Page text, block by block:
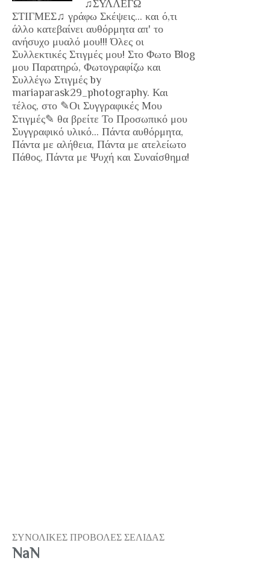
♫ΣΥΛΛΕΓΩ
ΣΤΙΓΜΕΣ♫ γράφω Σκέψεις... και ό,τι
άλλο κατεβαίνει αυθόρμητα απ' το
ανήσυχο μυαλό μου!!! Όλες οι
Συλλεκτικές Στιγμές μου! Στο Φωτο Blog
μου Παρατηρώ, Φωτογραφίζω και
Συλλέγω Στιγμές by
mariaparask29_photography. Και
τέλος, στο ✎Οι Συγγραφικές Μου
Στιγμές✎ θα βρείτε Το Προσωπικό μου
Συγγραφικό υλικό... Πάντα αυθόρμητα,
Πάντα με αλήθεια, Πάντα με ατελείωτο
Πάθος, Πάντα με Ψυχή και Συναίσθημα!
ΣΥΝΟΛΙΚΕΣ ΠΡΟΒΟΛΕΣ ΣΕΛΙΔΑΣ
NaN